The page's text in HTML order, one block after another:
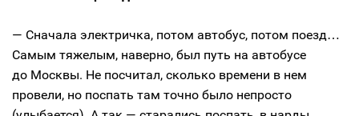
— Сначала электричка, потом автобус, потом поезд…
Самым тяжелым, наверно, был путь на автобусе
до Москвы. Не посчитал, сколько времени в нем
провели, но поспать там точно было непросто